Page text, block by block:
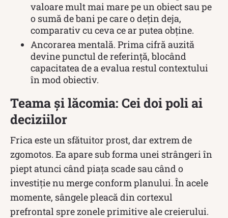
valoare mult mai mare pe un obiect sau pe
o sumă de bani pe care o dețin deja,
comparativ cu ceva ce ar putea obține.
Ancorarea mentală. Prima cifră auzită
devine punctul de referință, blocând
capacitatea de a evalua restul contextului
în mod obiectiv.
Teama și lăcomia: Cei doi poli ai
deciziilor
Frica este un sfătuitor prost, dar extrem de
zgomotos. Ea apare sub forma unei strângeri în
piept atunci când piața scade sau când o
investiție nu merge conform planului. În acele
momente, sângele pleacă din cortexul
prefrontal spre zonele primitive ale creierului.